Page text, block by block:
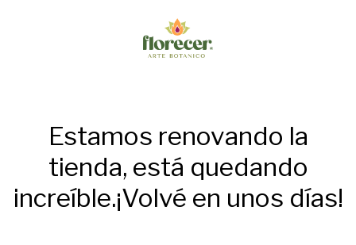
Estamos renovando la
tienda, está quedando
increíble.¡Volvé en unos días!